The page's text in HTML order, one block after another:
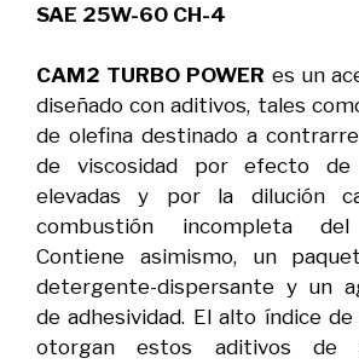
SAE 25W-60 CH-4
CAM2 TURBO POWER es un
diseñado con aditivos, tales
de olefina destinado a
de viscosidad por efecto de
elevadas y por la dilución
combustión incompleta del
Contiene asimismo, un
detergente-dispersante y un
de adhesividad. El alto índice
otorgan estos aditivos de